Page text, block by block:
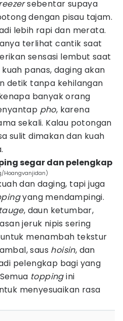
sebentar supaya
dengan pisau tajam.
lebih rapi dan merata.
terlihat cantik saat
sensasi lembut saat
panas, daging akan
detik tanpa kehilangan
banyak orang
pho, karena
sekali. Kalau potongan
sulit dimakan dan kuah
segar dan pelengkap
Hoangvanjidan)
dan daging, tapi juga
yang mendampingi.
tauge, daun ketumbar,
jeruk nipis sering
untuk menambah tekstur
saus hoisin, dan
pelengkap bagi yang
toppingini
menyesuaikan rasa